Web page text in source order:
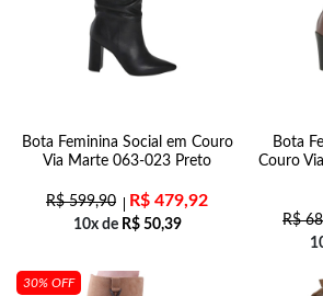
Bota Feminina Social em Couro
Via Marte 063-023 Preto
R$599,90 R$ 479,92
10x de R$50,39
Bota
Couro
R$
30% OFF